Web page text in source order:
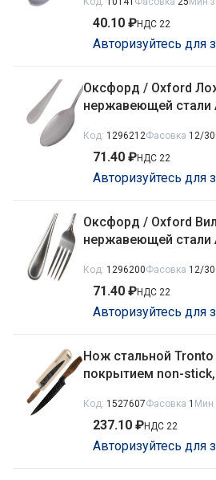
40.10 ₽НДС 22
Авторизуйтесь для
Оксфорд / Oxford
нержавеющей стали
Код: 1296212Фасовка 12/
71.40 ₽НДС 22
Авторизуйтесь для
Оксфорд / Oxford
нержавеющей стали
Код: 1296200Фасовка 12/
71.40 ₽НДС 22
Авторизуйтесь для
Нож стальной
покрытием non-stick,
Mallony 110643
Код: 1527607Фасовка 1 Мин
237.10 ₽НДС 22
Авторизуйтесь для